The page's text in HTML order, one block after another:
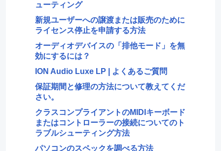
ューティング
新規ユーザーへの譲渡または販売のために
ライセンス停止を申請する方法
オーディオデバイスの「排他モード」を無
効にするには？
ION Audio Luxe LP | よくあるご質問
保証期間と修理の方法について教えてくだ
さい。
クラスコンプライアントのMIDIキーボード
またはコントローラーの接続についてのト
ラブルシューティング方法
パソコンのスペックを調べる方法